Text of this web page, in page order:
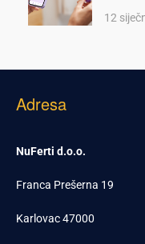
12
Adresa
NuFerti d.o.o.
Franca Prešerna 19
Karlovac 47000